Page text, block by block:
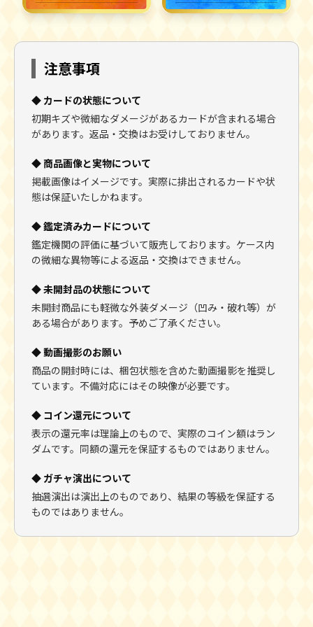
注意事項
◆ カードの状態について
初期キズや微細なダメージがあるカードが含まれる場合
があります。返品・交換はお受けしておりません。
◆ 商品画像と実物について
掲載画像はイメージです。実際に排出されるカードや状
態は保証いたしかねます。
◆ 鑑定済みカードについて
鑑定機関の評価に基づいて販売しております。ケース内
の微細な異物等による返品・交換はできません。
◆ 未開封品の状態について
未開封商品にも軽微な外装ダメージ（凹み・破れ等）が
ある場合があります。予めご了承ください。
◆ 動画撮影のお願い
商品の開封時には、梱包状態を含めた動画撮影を推奨し
ています。不備対応にはその映像が必要です。
◆ コイン還元について
表示の還元率は理論上のもので、実際のコイン額はラン
ダムです。同額の還元を保証するものではありません。
◆ ガチャ演出について
抽選演出は演出上のものであり、結果の等級を保証する
ものではありません。